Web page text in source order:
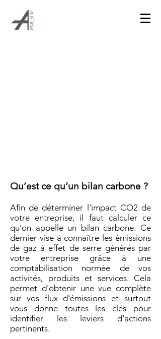
Qu’est ce qu’un bilan carbone ?
Afin de déterminer l’impact CO2 de
votre entreprise, il faut calculer ce
qu’on appelle un bilan carbone. Ce
dernier vise à connaître les émissions
de gaz à effet de serre générés par
votre entreprise grâce à une
comptabilisation normée de vos
activités, produits et services. Cela
permet d'obtenir une vue complète
sur vos flux d'émissions et surtout
vous donne toutes les clés pour
identifier les leviers d'actions
pertinents.